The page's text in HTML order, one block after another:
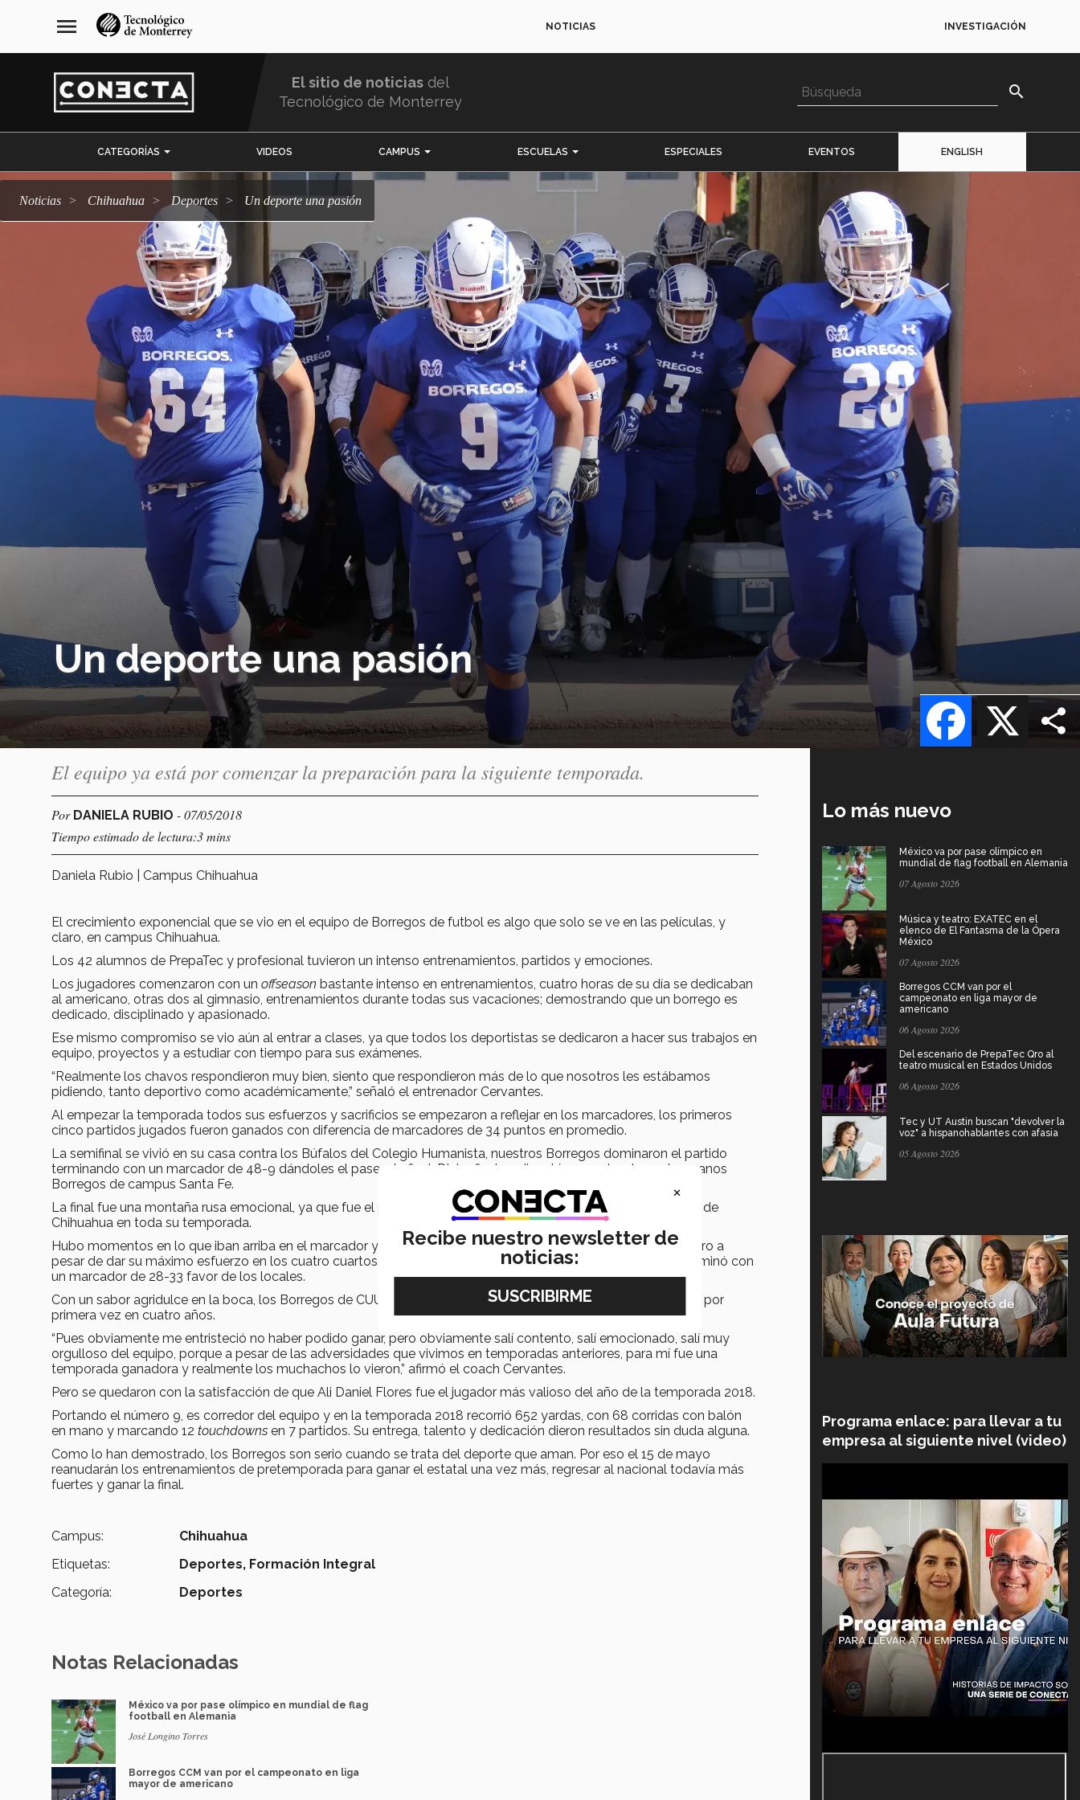
navegación
principal
menu NOTICIAS INVESTIGACIÓN
El sitio de noticias del
Tecnológico de Monterrey
search
CATEGORÍAS VIDEOS CAMPUS ESCUELAS ESPECIALES EVENTOS ENGLISH
Noticias Chihuahua deportes Un deporte una pasión
Un deporte una pasión
X
Facebook
El equipo ya está por comenzar la preparación para la siguiente temporada.
Por DANIELA RUBIO - 07/05/2018
Tiempo estimado de lectura:3 mins
Daniela Rubio | Campus Chihuahua
El crecimiento exponencial que se vio en el equipo de Borregos de futbol es algo que solo se ve en las películas, y
claro, en campus Chihuahua.
Los 42 alumnos de PrepaTec y profesional tuvieron un intenso entrenamientos, partidos y emociones.
Los jugadores comenzaron con un offseason bastante intenso en entrenamientos, cuatro horas de su día se dedicaban
al americano, otras dos al gimnasio, entrenamientos durante todas sus vacaciones; demostrando que un borrego es
dedicado, disciplinado y apasionado.
Ese mismo compromiso se vio aún al entrar a clases, ya que todos los deportistas se dedicaron a hacer sus trabajos en
equipo, proyectos y a estudiar con tiempo para sus exámenes.
“Realmente los chavos respondieron muy bien, siento que respondieron más de lo que nosotros les estábamos
pidiendo, tanto deportivo como académicamente,” señaló el entrenador Cervantes.
Al empezar la temporada todos sus esfuerzos y sacrificios se empezaron a reflejar en los marcadores, los primeros
cinco partidos jugados fueron ganados con diferencia de marcadores de 34 puntos en promedio.
La semifinal se vivió en su casa contra los Búfalos del Colegio Humanista, nuestros Borregos dominaron el partido
terminando con un marcador de 48-9 dándoles el pase a la final. Dicha final se disputó en contra de sus hermanos
Borregos de campus Santa Fe.
La final fue una montaña rusa emocional, ya que fue el partido más reñido e intenso que vivieron los Borregos de
Chihuahua en toda su temporada.
Hubo momentos en lo que iban arriba en el marcador y luego sus hermanos los sobrepasaban y viceversa, pero a
pesar de dar su máximo esfuerzo en los cuatro cuartos, el tiempo no alcanzó para los Chihuahuenses y se terminó con
un marcador de 28-33 favor de los locales.
Con un sabor agridulce en la boca, los Borregos de CUU se proclamaron subcampeones de la liga CONADEIP por
primera vez en cuatro años.
“Pues obviamente me entristeció no haber podido ganar, pero obviamente salí contento, salí emocionado, salí muy
orgulloso del equipo, porque a pesar de las adversidades que vivimos en temporadas anteriores, para mí fue una
temporada ganadora y realmente los muchachos lo vieron,” afirmó el coach Cervantes.
Pero se quedaron con la satisfacción de que Ali Daniel Flores fue el jugador más valioso del año de la temporada 2018.
Portando el número 9, es corredor del equipo y en la temporada 2018 recorrió 652 yardas, con 68 corridas con balón
en mano y marcando 12 touchdowns en 7 partidos. Su entrega, talento y dedicación dieron resultados sin duda alguna.
Como lo han demostrado, los Borregos son serio cuando se trata del deporte que aman. Por eso el 15 de mayo
reanudarán los entrenamientos de pretemporada para ganar el estatal una vez más, regresar al nacional todavía más
fuertes y ganar la final.
Campus:
Chihuahua
Etiquetas:
Deportes, Formación Integral
Categoría:
Deportes
Notas Relacionadas
México va por pase olímpico en mundial de flag
football en Alemania
José Longino Torres
Borregos CCM van por el campeonato en liga
mayor de americano
Lo más nuevo
México va por pase olímpico en
mundial de flag football en Alemania
07 Agosto 2026
Música y teatro: EXATEC en el
elenco de El Fantasma de la Ópera
México
07 Agosto 2026
Borregos CCM van por el
campeonato en liga mayor de
americano
06 Agosto 2026
Del escenario de PrepaTec Qro al
teatro musical en Estados Unidos
06 Agosto 2026
Tec y UT Austin buscan "devolver la
voz" a hispanohablantes con afasia
05 Agosto 2026
Programa enlace: para llevar a tu
empresa al siguiente nivel (video)
×
Recibe nuestro newsletter de
noticias: